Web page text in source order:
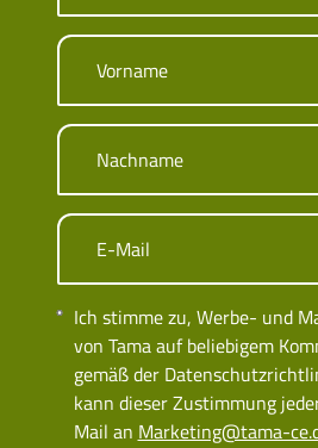
Vorname
Nachname
E-Mail
Ich stimme zu, Werbe- und
von Tama auf beliebigem
gemäß der
kann dieser Zustimmung
Mail an Marketing@tama-